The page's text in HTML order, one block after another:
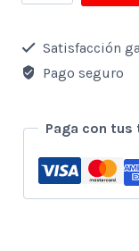
Endoscópica
de
10
Adaptadores
USB,
USB-
Satisfacción
Pago seguro
Paga con tus